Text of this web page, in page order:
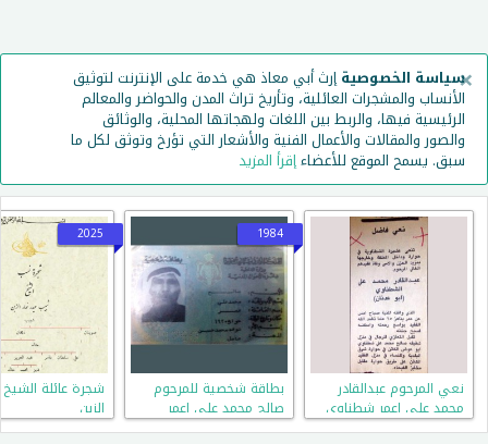
سياسة الخصوصيةإرث أبي معاذ هي خدمة على الإنترنت لتوثيق
الأنساب والمشجرات العائلية، وتأريخ تراث المدن والحواضر والمعالم
الرئيسية فيها، والربط بين اللغات ولهجاتها المحلية، والوثائق
والصور والمقالات والأعمال الفنية والأشعار التي تؤرخ وتوثق لكل ما
سبق. يسمح الموقع للأعضاءإقرأ المزيد
×
نعي المرحوم عبدالقادر
محمد علي اعمر شطناوي
بطاقة شخصية للمرحوم
صالح محمد علي إعمر
شطناوي
1984
شجرة عائلة
الزبن
2025